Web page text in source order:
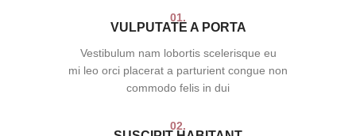
01.
VULPUTATE A PORTA
Vestibulum nam lobortis scelerisque eu
mi leo orci placerat a parturient congue non
commodo felis in dui
02.